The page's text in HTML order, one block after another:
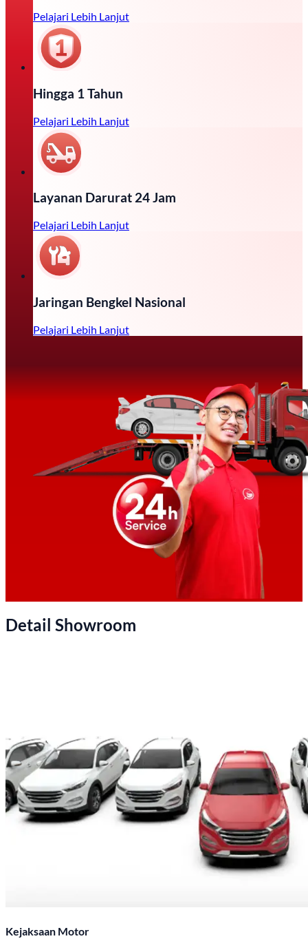
Pelajari Lebih Lanjut
Hingga 1 Tahun
Pelajari Lebih Lanjut
Layanan Darurat 24 Jam
Pelajari Lebih Lanjut
Jaringan Bengkel Nasional
Pelajari Lebih Lanjut
Detail Showroom
Kejaksaan Motor